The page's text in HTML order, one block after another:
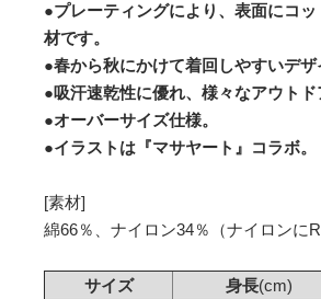
●プレーティングにより、表面にコ
材です。
●春から秋にかけて着回しやすいデザ
●吸汗速乾性に優れ、様々なアウトド
●オーバーサイズ仕様。
●イラストは『マサヤート』コラボ。
[素材]
綿66％、ナイロン34％（ナイロンに
サイズ 身長(cm)